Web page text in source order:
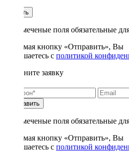
Купить
* - отмеченые поля обязательные
Нажимая кнопку «Отправить», Вы
соглашаетесь с политикой
Заполните заявку
Отправить
* - отмеченые поля обязательные
Нажимая кнопку «Отправить», Вы
соглашаетесь с политикой